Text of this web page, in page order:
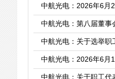
中航光电：2026年6月
中航光电：第八届董事
中航光电：关于选举职
中航光电：2026年6月
中航光电：关于职工代